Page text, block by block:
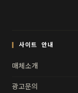
사이트 안내
매체소개
광고문의